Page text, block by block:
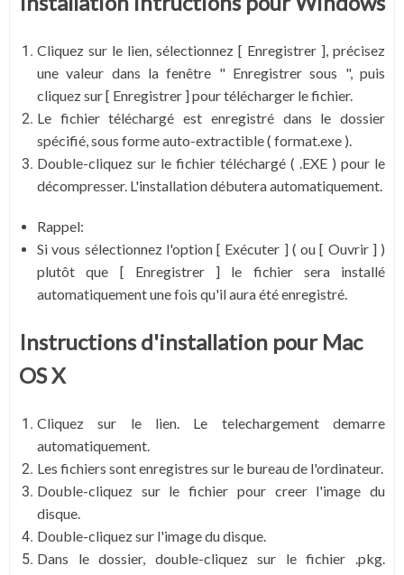
Cliquez sur le lien, sélectionnez [ Enregistrer ], précisez
une valeur dans la fenêtre " Enregistrer sous ", puis
cliquez sur [ Enregistrer ] pour télécharger le fichier.
Le fichier téléchargé est enregistré dans le dossier
spécifié, sous forme auto-extractible ( format.exe ).
Double-cliquez sur le fichier téléchargé ( .EXE ) pour le
décompresser. L'installation débutera automatiquement.
Rappel:
Si vous sélectionnez l'option [ Exécuter ] ( ou [ Ouvrir ] )
plutôt que [ Enregistrer ] le fichier sera installé
automatiquement une fois qu'il aura été enregistré.
Instructions d'installation pour Mac
OS X
Cliquez sur le lien. Le telechargement demarre
automatiquement.
Les fichiers sont enregistres sur le bureau de l'ordinateur.
Double-cliquez sur le fichier pour creer l'image du
disque.
Double-cliquez sur l'image du disque.
Dans le dossier, double-cliquez sur le fichier .pkg.